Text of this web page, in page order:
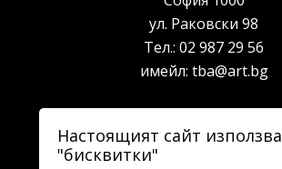
ул. Раковски 98
Тел.: 02 987 29 56
имейл: tba@art.bg
Билетна каса
телефон:
Настоящият сайт използва
"бисквитки"